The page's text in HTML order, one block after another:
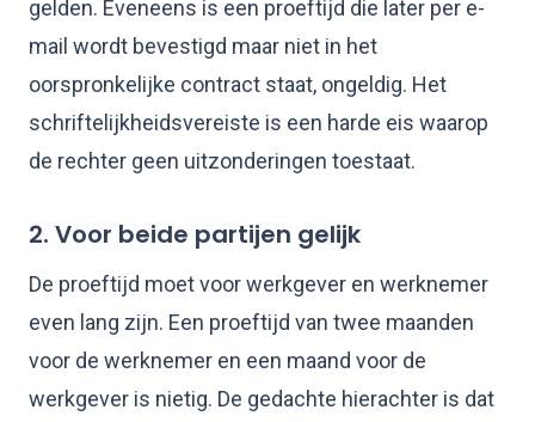
gelden. Eveneens is een proeftijd die later per e-
mail wordt bevestigd maar niet in het
oorspronkelijke contract staat, ongeldig. Het
schriftelijkheidsvereiste is een harde eis waarop
de rechter geen uitzonderingen toestaat.
2. Voor beide partijen gelijk
De proeftijd moet voor werkgever en werknemer
even lang zijn. Een proeftijd van twee maanden
voor de werknemer en een maand voor de
werkgever is nietig. De gedachte hierachter is dat